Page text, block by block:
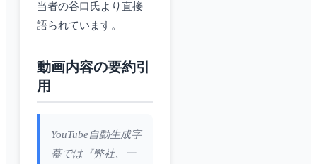
当者の谷口氏より直接
語られています。
動画内容の要約引
用
YouTube自動生成字
幕では『弊社、一